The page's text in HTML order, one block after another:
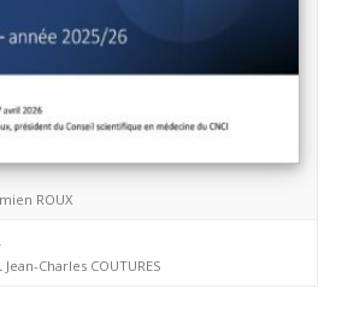
ROUX
Jean-Charles COUTURES